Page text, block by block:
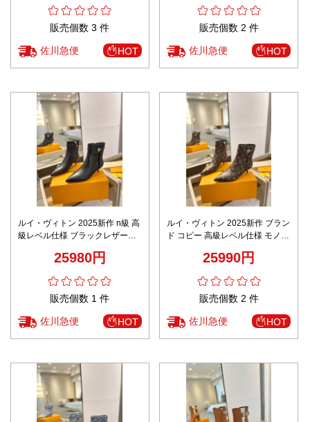
販売個数 3 件
佐川急便 HOT
販売個数 2 件
佐川急便 HOT
ルイ・ヴィトン 2025新作 n級 高
級レベル仕様 ブラックレザーシ
人技術再現25980円
販売個数 1 件
佐川急便 HOT
ルイ・ヴィトン 2025新作 ブラン
ド コピー 高級レベル仕様 モノグ
現度 職人技術再現
25990円
販売個数 2 件
佐川急便 HOT